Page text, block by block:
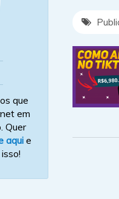
que
em
Quer
aqui e